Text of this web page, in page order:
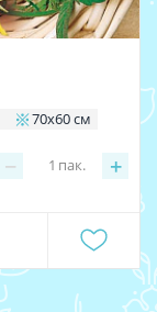
70х60 см
− +
1 пак.